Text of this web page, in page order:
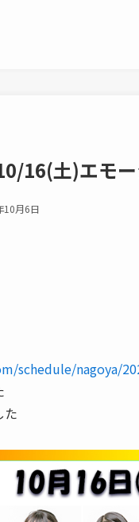
16(土)エモー
10月6日
schedule/nagoya/
た